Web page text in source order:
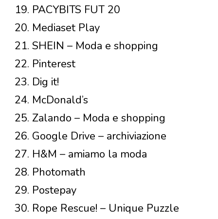
19. PACYBITS FUT 20
20. Mediaset Play
21. SHEIN – Moda e shopping
22. Pinterest
23. Dig it!
24. McDonald’s
25. Zalando – Moda e shopping
26. Google Drive – archiviazione
27. H&M – amiamo la moda
28. Photomath
29. Postepay
30. Rope Rescue! – Unique Puzzle